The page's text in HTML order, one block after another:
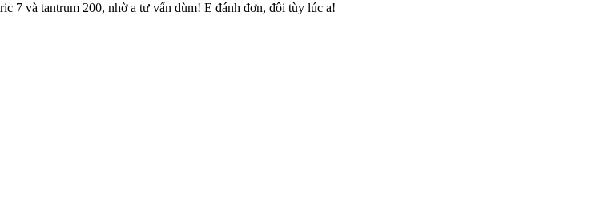
7 và tantrum 200, nhờ a tư vấn dùm! E đánh đơn, đôi tùy lúc a!